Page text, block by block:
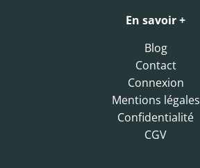
En savoir +
Blog
Contact
Connexion
Mentions légales
Confidentialité
CGV